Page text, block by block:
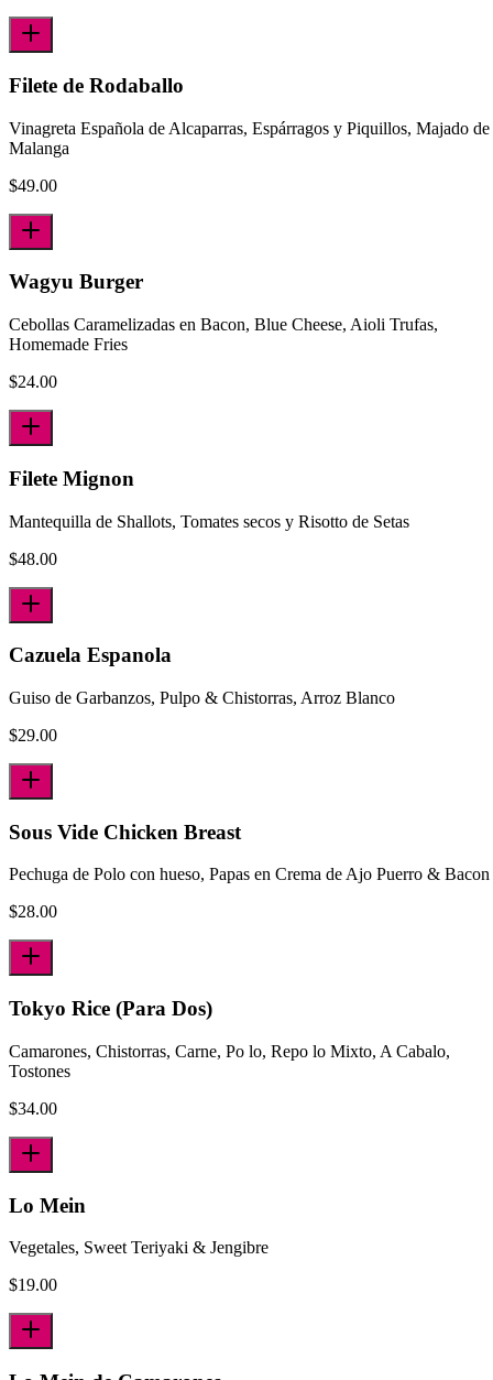
Filete de Rodaballo
Vinagreta Española de Alcaparras, Espárragos y Piquillos, Majado de
Malanga
$49.00
Wagyu Burger
Cebollas Caramelizadas en Bacon, Blue Cheese, Aioli Trufas,
Homemade Fries
$24.00
Filete Mignon
Mantequilla de Shallots, Tomates secos y Risotto de Setas
$48.00
Cazuela Espanola
Guiso de Garbanzos, Pulpo & Chistorras, Arroz Blanco
$29.00
Sous Vide Chicken Breast
Pechuga de Polo con hueso, Papas en Crema de Ajo Puerro & Bacon
$28.00
Tokyo Rice (Para Dos)
Camarones, Chistorras, Carne, Po lo, Repo lo Mixto, A Cabalo,
Tostones
$34.00
Lo Mein
Vegetales, Sweet Teriyaki & Jengibre
$19.00